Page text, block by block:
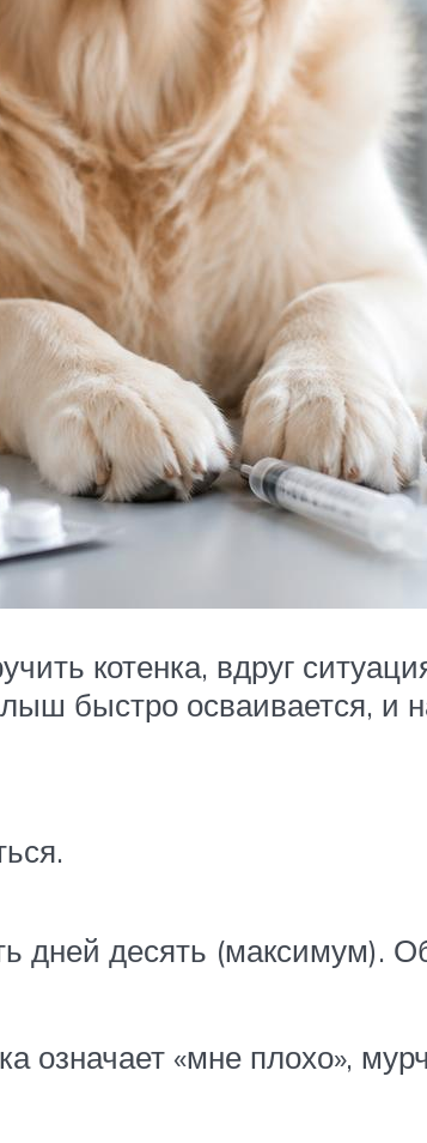
котенка, вдруг
быстро осваивается, и
дней десять (максимум).
означает «мне плохо»,